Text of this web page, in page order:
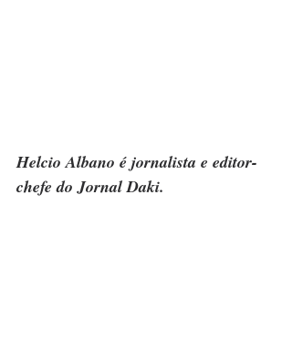
Helcio Albano é jornalista e editor-
chefe do Jornal Daki.